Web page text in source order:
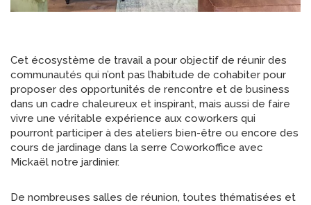
Cet écosystème de travail a pour objectif de réunir des
communautés qui n’ont pas l’habitude de cohabiter pour
proposer des opportunités de rencontre et de business
dans un cadre chaleureux et inspirant, mais aussi de faire
vivre une véritable expérience aux coworkers qui
pourront participer à des ateliers bien-être ou encore des
cours de jardinage dans la serre Coworkoffice avec
Mickaël notre jardinier.
De nombreuses salles de réunion, toutes thématisées et